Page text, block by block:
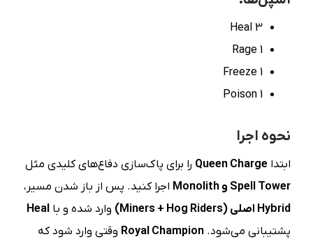
3 Heal
1 Rage
1 Freeze
1 Poison
نحوه اجرا
ابتداQueen Charge را برای پاک‌سازی دفاع‌های کلیدی مثل
Spell Tower و Monolith
اجرا کنید. پس از باز شدن مسیر،
Hybrid اصلی (Miners + Hog Riders) وارد شده و باHeal
پشتیبانی می‌شود.Royal Champion وقتی وارد شود که